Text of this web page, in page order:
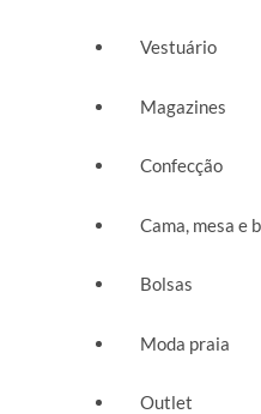
Vestuário
Magazines
Confecção
Cama, mesa e
Bolsas
Moda praia
Outlet